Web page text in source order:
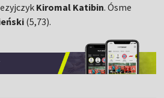
Kiromal Katibin. Ósme
(5,73).